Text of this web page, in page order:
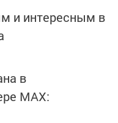
и интересным в
в
MАХ: